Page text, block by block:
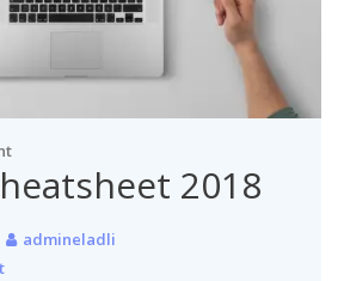
2018
admineladli